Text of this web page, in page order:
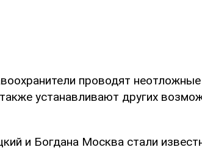
проводят
устанавливают других
и Богдана Москва стали